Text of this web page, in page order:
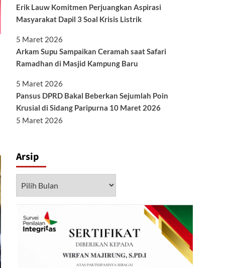
Erik Lauw Komitmen Perjuangkan Aspirasi
Masyarakat Dapil 3 Soal Krisis Listrik
5 Maret 2026
Arkam Supu Sampaikan Ceramah saat Safari
Ramadhan di Masjid Kampung Baru
5 Maret 2026
Pansus DPRD Bakal Beberkan Sejumlah Poin
Krusial di Sidang Paripurna 10 Maret 2026
5 Maret 2026
Arsip